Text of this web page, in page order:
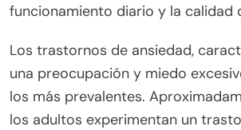
funcionamiento diario y la calidad
Los trastornos de ansiedad,
una preocupación y miedo
los más prevalentes.
los adultos experimentan un